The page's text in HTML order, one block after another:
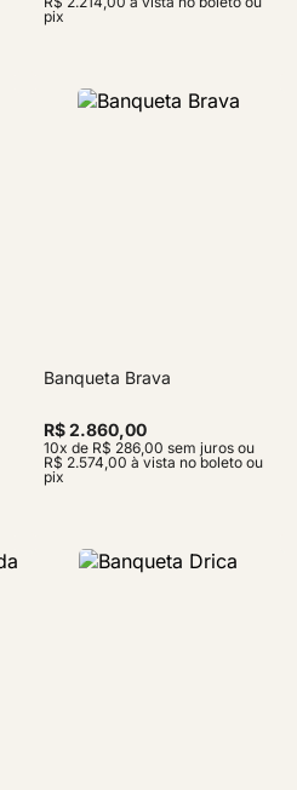
pix
Banqueta Brava
R$ 2.860,00
10x de R$ 286,00 sem juros ou
R$ 2.574,00 à vista no boleto ou
pix